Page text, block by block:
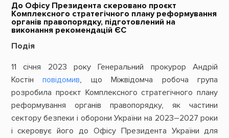
До Офісу Президента скеровано проєкт
Комплексного стратегічного плану реформування
органів правопорядку, підготовлений на
виконання рекомендацій ЄС
Подія
11 січня 2023 року Генеральний прокурор Андрій
Костінповідомив, що Міжвідомча робоча група
розробила проєкт Комплексного стратегічного плану
реформування органів правопорядку, як частини
сектору безпеки і оборони України на 2023–2027 роки
і скеровує його до Офісу Президента України для